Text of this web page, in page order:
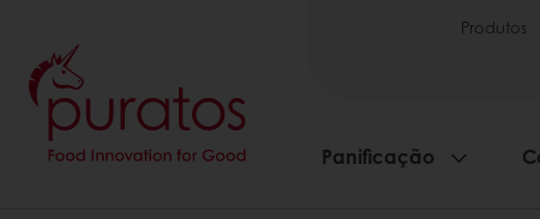
Produtos
Panificação